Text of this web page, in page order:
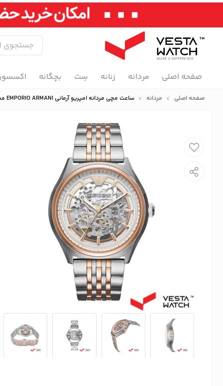
صفحه اصلی مردانه زنانه سِت بچگانه
صفحه اصلی مردانه ساعت مچی مردانه امپریو آرمانی EMPORIO ARMANI مدل AR60002